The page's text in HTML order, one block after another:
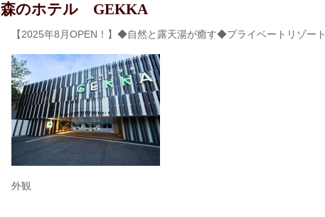
森のホテル GEKKA
【2025年8月OPEN！】◆自然と露天湯が癒す◆プライベートリゾート
外観